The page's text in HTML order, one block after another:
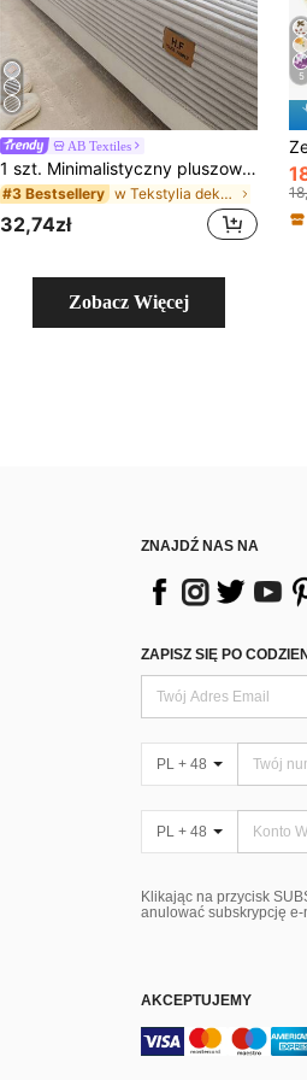
AB Textiles
1 szt. Minimalistyczny pluszowy pokrowiec na sofę w paski – przyjazny dla zwierząt, antypoślizgowy, pasuje do sof 1/2/3/4-osobowych. Ochraniacz na sofę do salonu i mebli domowych, z dekoracyjną etykietą gwarantującą najwyższą jakość.
#3 Bestsellery w Tekstylia dekoracyjne
32,74zł
5
Zobacz Więcej
ZNAJDŹ NAS NA
ZAPISZ SIĘ PO
PL + 48
PL + 48
Klikając na przycisk
anulować subskrypcję
AKCEPTUJEMY